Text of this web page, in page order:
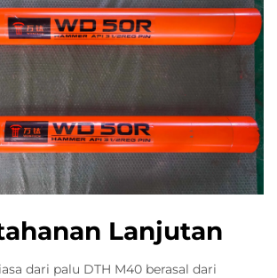
Lanjutan
dari palu DTH M40 berasal dari